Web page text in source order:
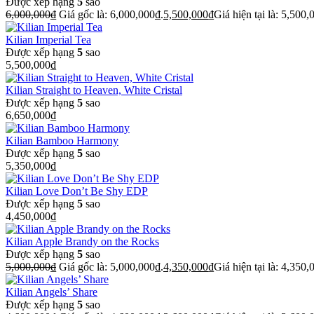
6,000,000₫ Giá gốc là: 6,000,000₫.5,500,000₫Giá hiện tại là:
Kilian Imperial Tea
Được xếp hạng 5 sao
5,500,000₫
Kilian Straight to Heaven, White Cristal
Được xếp hạng 5 sao
6,650,000₫
Kilian Bamboo Harmony
Được xếp hạng 5 sao
5,350,000₫
Kilian Love Don’t Be Shy EDP
Được xếp hạng 5 sao
4,450,000₫
Kilian Apple Brandy on the Rocks
Được xếp hạng 5 sao
5,000,000₫ Giá gốc là: 5,000,000₫.4,350,000₫Giá hiện tại là:
Kilian Angels’ Share
Được xếp hạng 5 sao